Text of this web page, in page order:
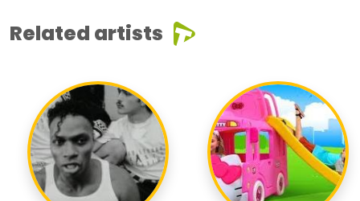
Related artists